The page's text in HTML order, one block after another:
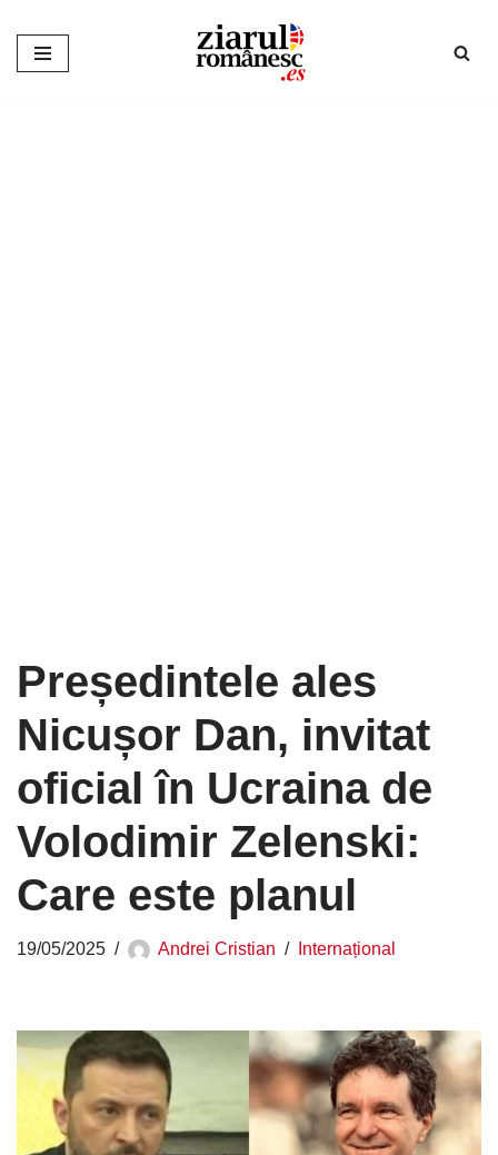
Sari
Președintele ales
Nicușor Dan, invitat
oficial în Ucraina de
Volodimir Zelenski:
Care este planul
19/05/2025 Andrei Cristian Internațional